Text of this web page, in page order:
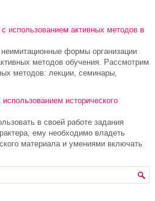
использованием активных методов в
формы организации
методов обучения. Рассмотрим
методов: лекции, семинары,
исторического
в своей работе задания
ему необходимо владеть
материала и умениями включать